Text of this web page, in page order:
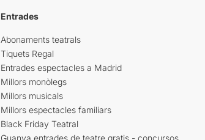
Entrades
Abonaments teatrals
Tiquets Regal
Entrades espectacles a Madrid
Millors monòlegs
Millors musicals
Millors espectacles familiars
Black Friday Teatral
Guanya entrades de teatre gratis - concursos